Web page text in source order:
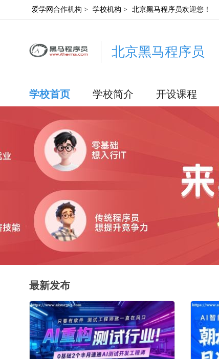
爱学网 合作机构 > 学校机构 > 北京黑马程序员欢迎您！
北京黑马程序员
学校首页 学校简介 开设课程
最新发布